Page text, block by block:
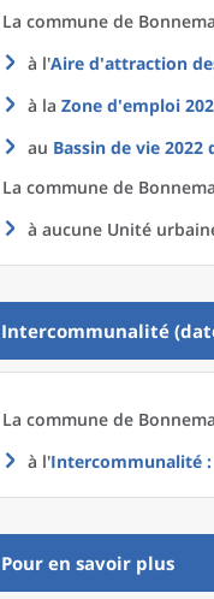
La commune de
à l'Aire d'attraction
à la Zone d'emploi
au Bassin de vie 2022
La commune de
à aucune Unité
Intercommunalité
La commune de
à l'Intercommunalité
Pour en savoir plus